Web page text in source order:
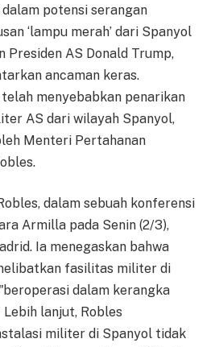
potensi serangan
‘lampu merah’ dari Spanyol
Presiden AS Donald Trump,
ancaman keras.
menyebabkan penarikan
AS dari wilayah Spanyol,
Menteri Pertahanan
dalam sebuah konferensi
Armilla pada Senin (2/3),
Ia menegaskan bahwa
fasilitas militer di
dalam kerangka
lanjut, Robles
militer di Spanyol tidak